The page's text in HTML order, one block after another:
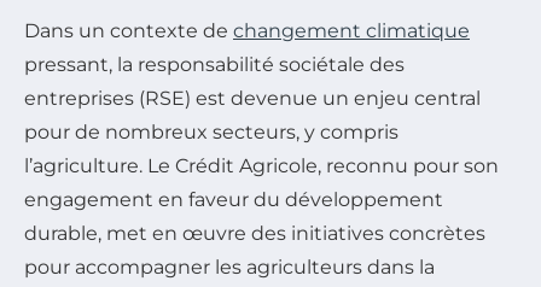
Dans un contexte de changement climatique
pressant, la responsabilité sociétale des
entreprises (RSE) est devenue un enjeu central
pour de nombreux secteurs, y compris
l’agriculture. Le Crédit Agricole, reconnu pour son
engagement en faveur du développement
durable, met en œuvre des initiatives concrètes
pour accompagner les agriculteurs dans la